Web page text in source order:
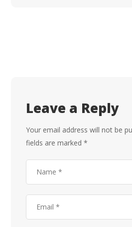
Leave a Reply
Your email address will not be
fields are marked*